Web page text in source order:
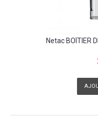
Netac BOÎTIER